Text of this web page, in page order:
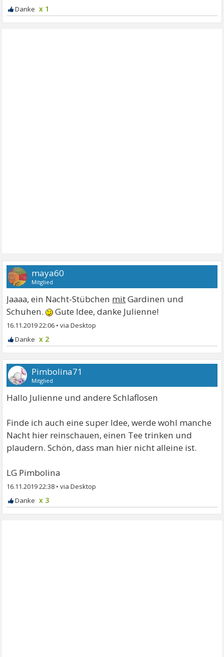
x 1
maya60
Mitglied
Jaaaa, ein Nacht-Stübchen mitGardinen und
Schuhen.
Gute Idee, danke Julienne!
16.11.2019 22:06 •
x 2
Pimbolina71
Mitglied
Hallo Julienne und andere Schlaflosen
Finde ich auch eine super Idee, werde wohl manche
Nacht hier reinschauen, einen Tee trinken und
plaudern. Schön, dass man hier nicht alleine ist.
LG Pimbolina
16.11.2019 22:38 •
x 3